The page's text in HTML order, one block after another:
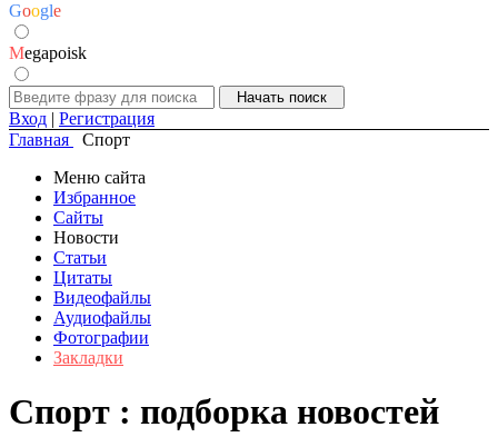
Google
Megapoisk
Вход | Регистрация
Главная
Спорт
Меню сайта
Избранное
Сайты
Новости
Статьи
Цитаты
Видеофайлы
Аудиофайлы
Фотографии
Закладки
Спорт : подборка новостей